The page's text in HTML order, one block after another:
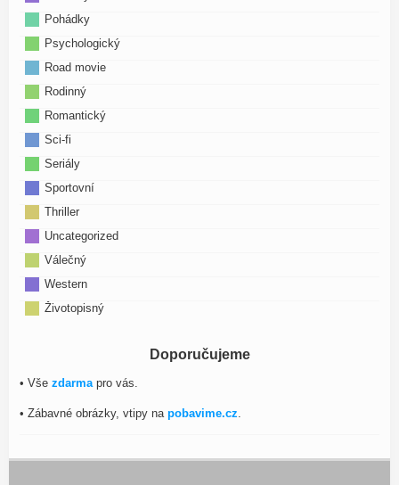
Pohádky
Psychologický
Road movie
Rodinný
Romantický
Sci-fi
Seriály
Sportovní
Thriller
Uncategorized
Válečný
Western
Životopisný
Doporučujeme
• Všezdarma pro vás.
• Zábavné obrázky, vtipy napobavime.cz